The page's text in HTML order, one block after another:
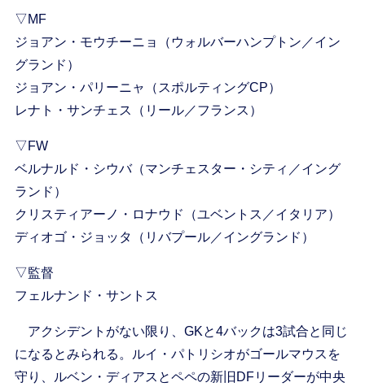
▽MF
ジョアン・モウチーニョ（ウォルバーハンプトン／イン
グランド）
ジョアン・パリーニャ（スポルティングCP）
レナト・サンチェス（リール／フランス）
▽FW
ベルナルド・シウバ（マンチェスター・シティ／イング
ランド）
クリスティアーノ・ロナウド（ユベントス／イタリア）
ディオゴ・ジョッタ（リバプール／イングランド）
▽監督
フェルナンド・サントス
アクシデントがない限り、GKと4バックは3試合と同じ
になるとみられる。ルイ・パトリシオがゴールマウスを
守り、ルベン・ディアスとペペの新旧DFリーダーが中央